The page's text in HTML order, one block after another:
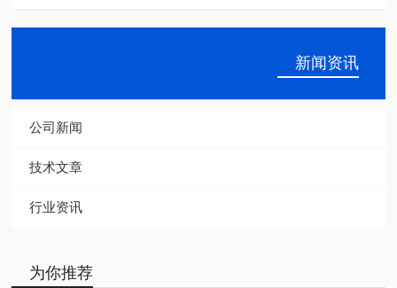
新闻资讯
公司新闻
技术文章
行业资讯
为你推荐